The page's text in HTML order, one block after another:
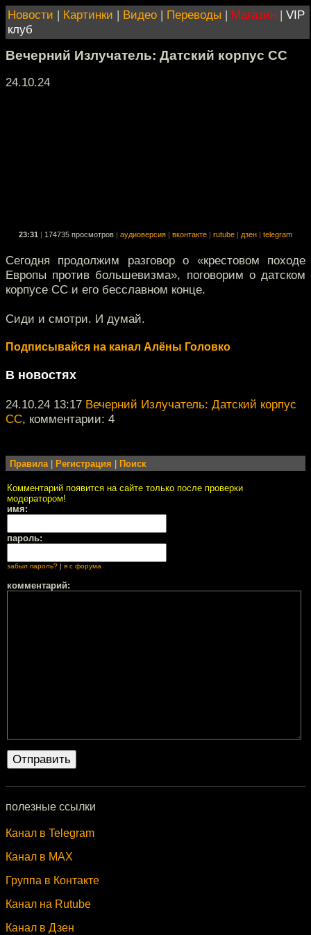
Новости | Картинки | Видео | Переводы | Магазин | VIP
клуб
Вечерний Излучатель: Датский корпус СС
24.10.24
23:31 174735 просмотров аудиоверсия вконтакте rutube дзен telegram
Сегодня продолжим разговор о «крестовом походе
Европы против большевизма», поговорим о датском
корпусе СС и его бесславном конце.
Сиди и смотри. И думай.
Подписывайся на канал Алёны Головко
В новостях
24.10.24 13:17 Вечерний Излучатель: Датский корпус
СС, комментарии: 4
Правила| Регистрация Поиск
Комментарий появится на сайте только после проверки
модератором!
имя:
пароль:
забыл пароль? я с форума
комментарий:
полезные ссылки
Канал в Telegram
Канал в MAX
Группа в Контакте
Канал на Rutube
Канал в Дзен